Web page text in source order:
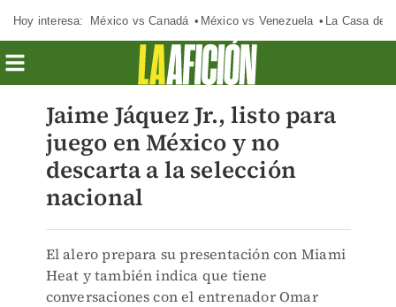
Hoy interesa: México vs Canadá México vs Venezuela La Casa de
Jaime Jáquez Jr., listo para
juego en México y no
descarta a la selección
nacional
El alero prepara su presentación con Miami
Heat y también indica que tiene
conversaciones con el entrenador Omar